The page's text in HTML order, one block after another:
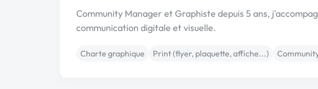
Community Manager et Graphiste depuis 5 ans,
communication digitale et visuelle.
Charte graphique Print (flyer, plaquette, affiche...)